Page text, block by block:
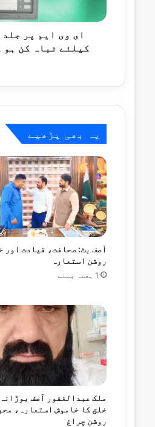
اکتوبر 29, 2024
آرمی چیف کا روس
اکتوبر 23, 2024
اکتوبر 21, 2024
اڈیالہ جیل میں
اکتوبر 19, 2024
اڈیالہ جیل میں
ستمبر 30, 2024
بانی پی ٹی آئی
ستمبر 28, 2024
راولپنڈی، جہلم اور اٹک میں دفعہ 144
ملک
تباہ
خط
ای وی ایم پر
کیلئے تباہ کن ہو
یہ بھی پڑھیے
آصف بٹ: صحافت، قیادت اور
روشن استعارہ
1 ہفتہ پہلے
ملک عبدالغفور آصف
خلق کا خاموش استعارہ،
روشن چراغ